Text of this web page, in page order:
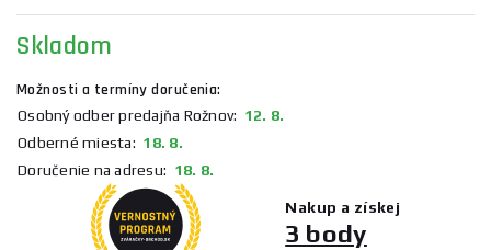
Skladom
Možnosti a termíny doručenia:
Osobný odber predajňa Rožnov: 12. 8.
Odberné miesta: 18. 8.
Doručenie na adresu: 18. 8.
Nakup a získej
3 body